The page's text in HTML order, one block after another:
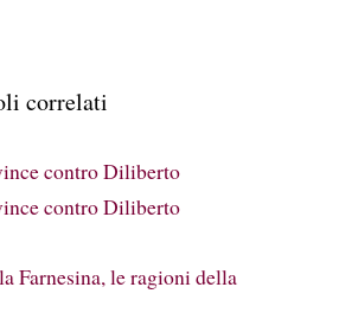
correlati
contro Diliberto
contro Diliberto
Farnesina, le ragioni della